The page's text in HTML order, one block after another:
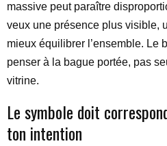
massive peut paraître
veux une présence plus visible,
mieux équilibrer l’ensemble. Le
penser à la bague portée, pas
vitrine.
Le symbole doit
ton intention